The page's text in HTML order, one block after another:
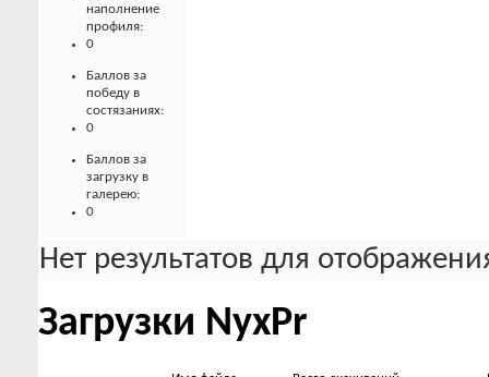
наполнение
профиля:
0
Баллов за
победу в
состязаниях:
0
Баллов за
загрузку в
галерею:
0
Нет результатов для
Загрузки NyxPr